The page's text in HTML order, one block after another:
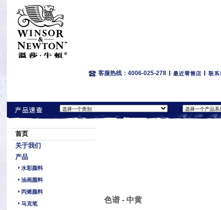
客服热线：4006-025-278
首页
关于我们
产品
水彩颜料
油画颜料
丙烯颜料
马克笔
色谱 - 中黄